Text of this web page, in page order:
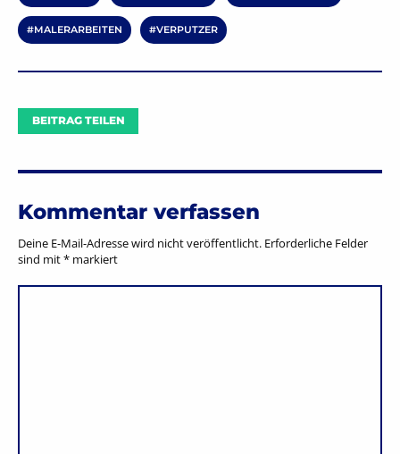
MALERARBEITEN VERPUTZER
BEITRAG TEILEN
Kommentar verfassen
Deine E-Mail-Adresse wird nicht veröffentlicht. Erforderliche Felder
sind mit* markiert